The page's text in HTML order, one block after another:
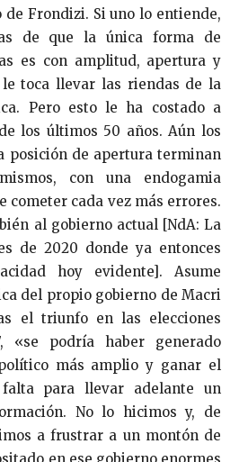
de Frondizi. Si uno lo entiende,
de que la única forma de
es con amplitud, apertura y
le toca llevar las riendas de la
Pero esto le ha costado a
los últimos 50 años. Aún los
posición de apertura terminan
con una endogamia
cometer cada vez más errores.
al gobierno actual [NdA: La
de 2020 donde ya entonces
hoy evidente]. Asume
del propio gobierno de Macri
el triunfo en las elecciones
«se podría haber generado
más amplio y ganar el
para llevar adelante un
No lo hicimos y, de
a frustrar a un montón de